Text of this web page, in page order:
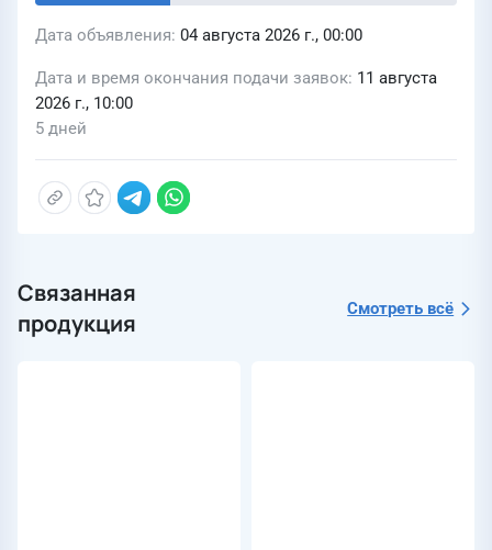
Дата объявления 04 августа 2026 г., 00:00
Дата и время окончания подачи заявок 11 августа
2026 г., 10:00
5 дней
Связанная
продукция
Смотреть всё